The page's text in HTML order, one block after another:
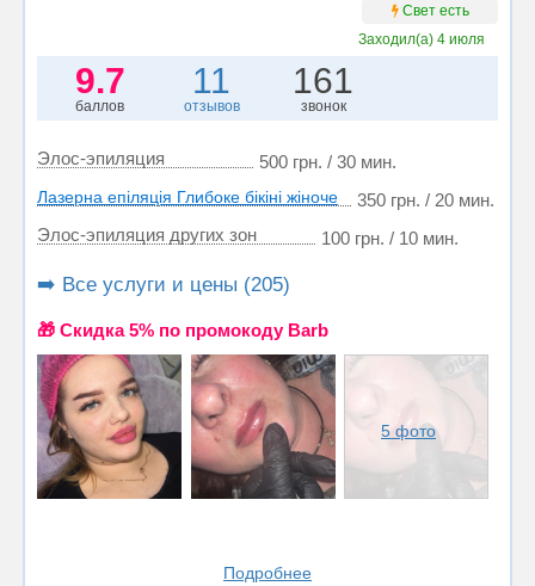
Свет есть
Заходил(а) 4 июля
9.7
баллов
11
отзывов
161
звонок
Элос-эпиляция 500 грн. / 30 мин.
Лазерна епiляцiя Глибоке бiкiнi жiноче
350 грн. / 20 мин.
Элос-эпиляция других зон
100 грн. / 10 мин.
➡️ Все услуги и цены (205)
🎁 Cкидка 5% по промокоду Barb
5 фото
Подробнее